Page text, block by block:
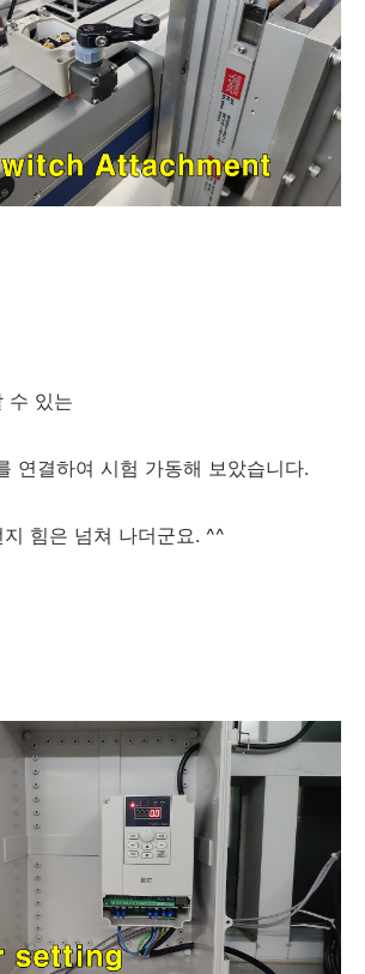
수 있는
연결하여 시험 가동해 보았습니다.
힘은 넘쳐 나더군요. ^^